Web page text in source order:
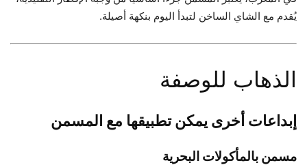
يُقدم مع الشاي الساخن لتبدأ اليوم بنكهة أصيلة.
الذهاب للوصفة
إبداعات أخرى يمكن تطبيقها مع المسمن
مسمن بالمأكولات البحرية